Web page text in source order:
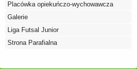
Placówka opiekuńczo-wychowawcza
Galerie
Liga Futsal Junior
Strona Parafialna